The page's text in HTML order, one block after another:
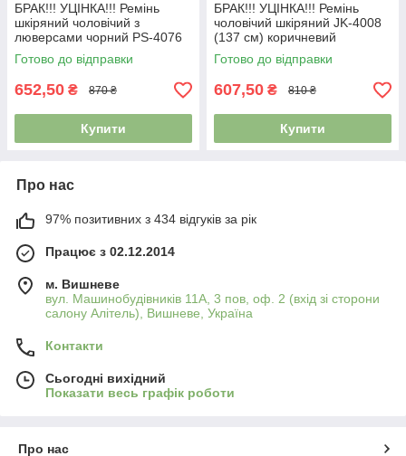
БРАК!!! УЦІНКА!!! Ремінь
шкіряний чоловічий з
люверсами чорний PS-4076
(135 см)
Готово до відправки
652,50 ₴ 870 ₴
Купити
БРАК!!! УЦІНКА!!! Ремінь
чоловічий шкіряний JK-4008
(137 см) коричневий
Готово до відправки
607,50 ₴ 810 ₴
Купити
Про нас
97% позитивних з 434 відгуків за рік
Працює з 02.12.2014
м. Вишневе
вул. Машинобудівників 11А, 3 пов, оф. 2 (вхід зі сторони
салону Алітель), Вишневе, Україна
Контакти
Сьогодні вихідний
Показати весь графік роботи
Про нас